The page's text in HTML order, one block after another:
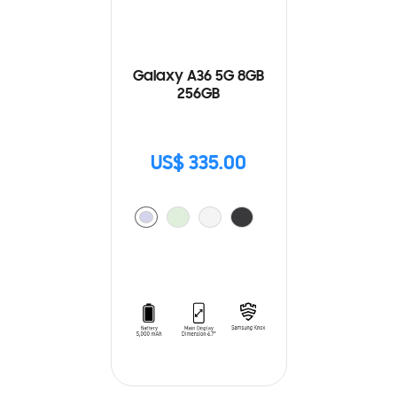
Galaxy A36 5G 8GB
256GB
US$ 335.00